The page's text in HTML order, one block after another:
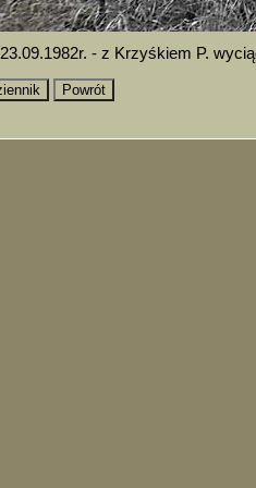
23.09.1982r. - z Krzyśkiem P.